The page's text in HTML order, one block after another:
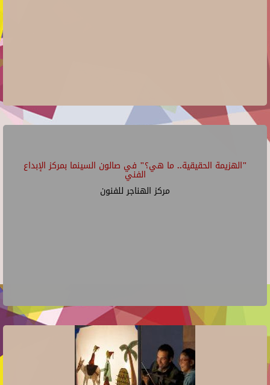
"الهزيمة الحقيقية.. ما هي؟" في صالون السينما بمركز الإبداع
الفني
مركز الهناجر للفنون